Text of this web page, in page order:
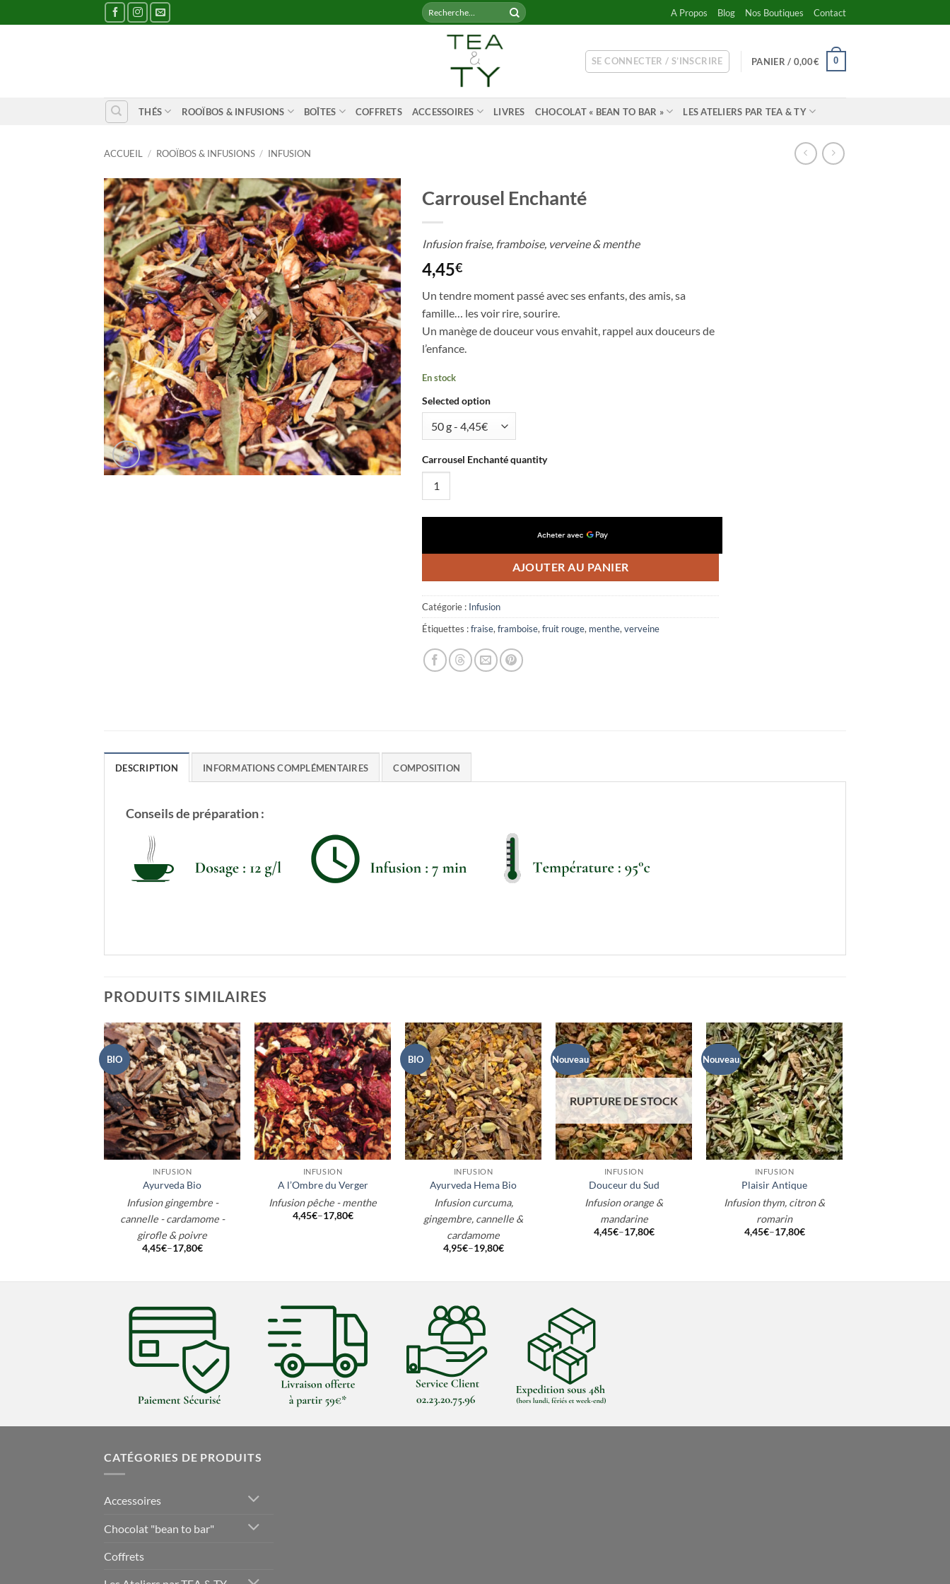
au
Recherche
pour :
A Propos Blog Nos Boutiques Contact
SE CONNECTER / S’INSCRIRE PANIER / 0,00€ 0
THÉS ROOÏBOS & INFUSIONS BOÎTES COFFRETS ACCESSOIRES LIVRES CHOCOLAT « BEAN TO BAR » LES ATELIERS PAR TEA & TY
ACCUEIL / ROOÏBOS & INFUSIONS / INFUSION
Carrousel Enchanté
Infusion fraise, framboise, verveine & menthe
4,45€
Un tendre moment passé avec ses enfants, des amis, sa
famille… les voir rire, sourire.
Un manège de douceur vous envahit, rappel aux douceurs de
l’enfance.
En stock
Selected option
Carrousel Enchanté quantity
AJOUTER AU PANIER
Catégorie : Infusion
Étiquettes :fraise,framboise,fruit rouge, menthe,verveine
DESCRIPTION INFORMATIONS COMPLÉMENTAIRES COMPOSITION
Conseils de préparation :
PRODUITS SIMILAIRES
BIO
+
INFUSION
Ayurveda Bio
Infusion gingembre -
cannelle - cardamome -
girofle & poivre
4,45€–17,80€
+
INFUSION
A l’Ombre du Verger
Infusion pêche - menthe
4,45€–17,80€
BIO
+
INFUSION
Ayurveda Hema Bio
Infusion curcuma,
gingembre, cannelle &
cardamome
4,95€–19,80€
Nouveau
+
RUPTURE DE STOCK
INFUSION
Douceur du Sud
Infusion orange &
mandarine
4,45€–17,80€
Nouveau
+
INFUSION
Plaisir Antique
Infusion thym, citron &
romarin
4,45€–17,80€
CATÉGORIES DE PRODUITS
Accessoires
Chocolat "bean to bar"
Coffrets